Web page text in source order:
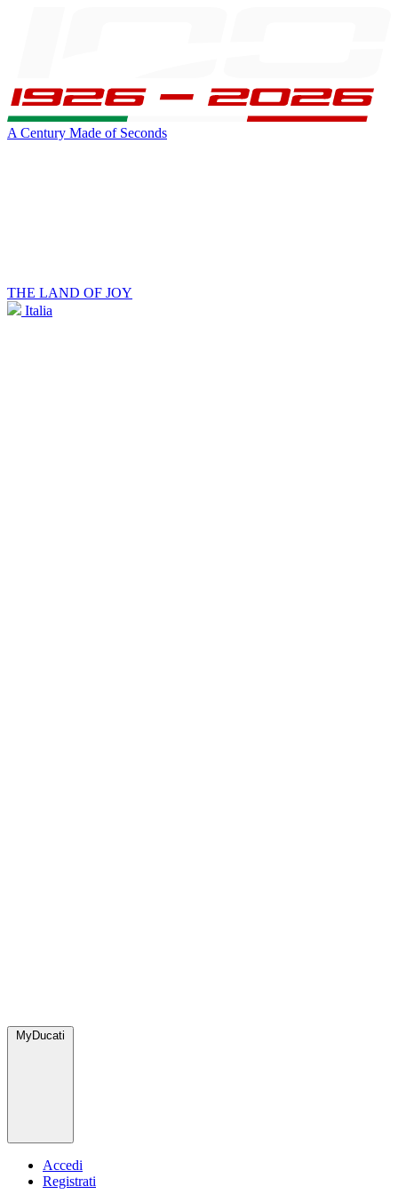
A Century Made of Seconds
THE LAND OF JOY
Italia
MyDucati
Accedi
Registrati